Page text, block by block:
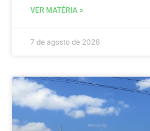
VER MATÉRIA »
7 de agosto de 2026